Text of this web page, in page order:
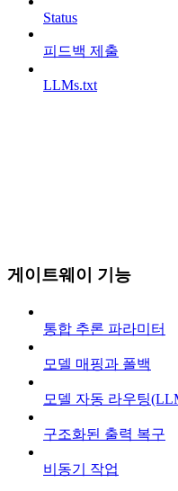
Status
피드백 제출
LLMs.txt
게이트웨이 기능
통합 추론 파라미터
모델 매핑과 폴백
모델 자동 라우팅
구조화된 출력 복구
비동기 작업